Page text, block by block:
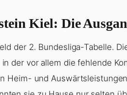
Kiel: Die
der 2. Bundesliga-Tabelle.
der vor allem die fehlende
Heim- und